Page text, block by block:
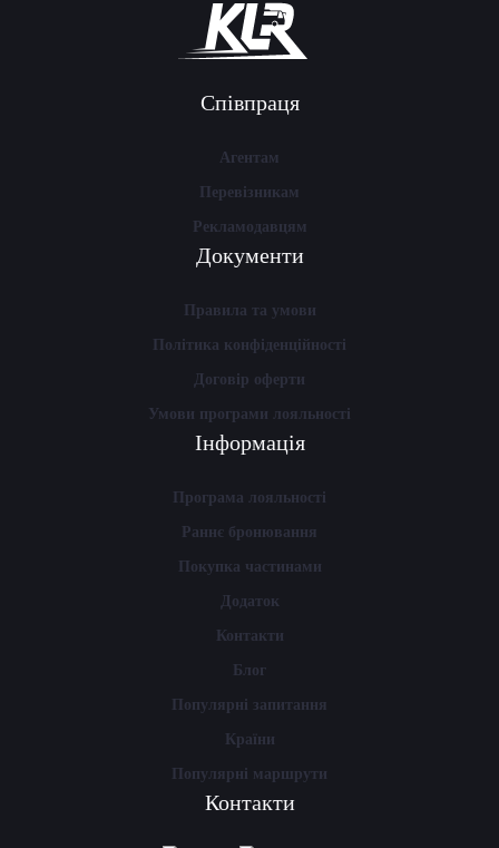
Співпраця
Агентам
Перевізникам
Рекламодавцям
Документи
Правила та умови
Політика конфіденційності
Договір оферти
Умови програми лояльності
Інформація
Програма лояльності
Раннє бронювання
Покупка частинами
Додаток
Контакти
Блог
Популярні запитання
Країни
Популярні маршрути
Контакти